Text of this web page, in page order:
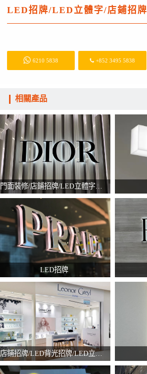
LED招牌/LED立體字/店鋪招牌
6210 5838 +852 3495 5838
相關產品
門面裝修/店鋪招牌/LED立體字招牌
LED招牌
店鋪招牌/LED背光招牌/LED立體字招牌/噴畫貼紙